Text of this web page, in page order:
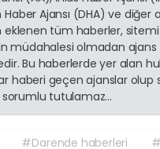
Ajansı (DHA) ve diğer
eklenen tüm haberler,
müdahalesi olmadan ajans
Bu haberlerde yer alan
haberi geçen ajanslar olup
tutulamaz...
#Darende haberleri